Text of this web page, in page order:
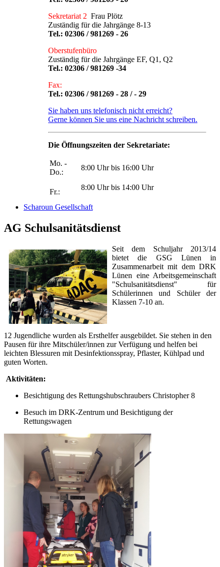
Sekretariat 2 Frau Plötz
Zuständig für die Jahrgänge 8-13
Tel.: 02306 / 981269 - 26
Oberstufenbüro
Zuständig für die Jahrgänge EF, Q1, Q2
Tel.: 02306 / 981269 -34
Fax:
Tel.: 02306 / 981269 - 28 / - 29
Sie haben uns telefonisch nicht erreicht?
Gerne können Sie uns eine Nachricht schreiben.
Die Öffnungszeiten der Sekretariate:
Mo. -
Do.:
8:00 Uhr bis 16:00 Uhr
Fr.:
8:00 Uhr bis 14:00 Uhr
Scharoun Gesellschaft
AG Schulsanitätsdienst
Seit dem Schuljahr 2013/14
bietet die GSG Lünen in
Zusammenarbeit mit dem DRK
Lünen eine Arbeitsgemeinschaft
"Schulsanitätsdienst" für
Schülerinnen und Schüler der
Klassen 7-10 an.
12 Jugendliche wurden als Ersthelfer ausgebildet. Sie stehen in den
Pausen für ihre Mitschüler/innen zur Verfügung und helfen bei
leichten Blessuren mit Desinfektionsspray, Pflaster, Kühlpad und
guten Worten.
Aktivitäten:
Besichtigung des Rettungshubschraubers Christopher 8
Besuch im DRK-Zentrum und Besichtigung der
Rettungswagen